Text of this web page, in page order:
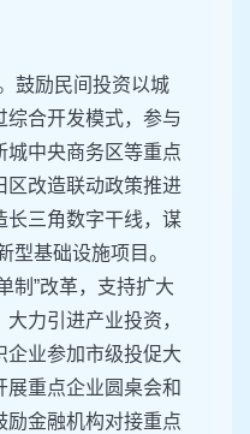
鼓励民间投资以城
综合开发模式，参与
城中央商务区等重点
区改造联动政策推进
长三角数字干线，谋
型基础设施项目。
制”改革，支持扩大
力引进产业投资，
企业参加市级投促大
展重点企业圆桌会和
励金融机构对接重点